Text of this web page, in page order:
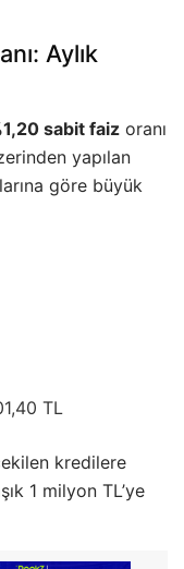
Aylık
sabit faiz oranı
yapılan
göre büyük
TL
kredilere
1 milyon TL’ye